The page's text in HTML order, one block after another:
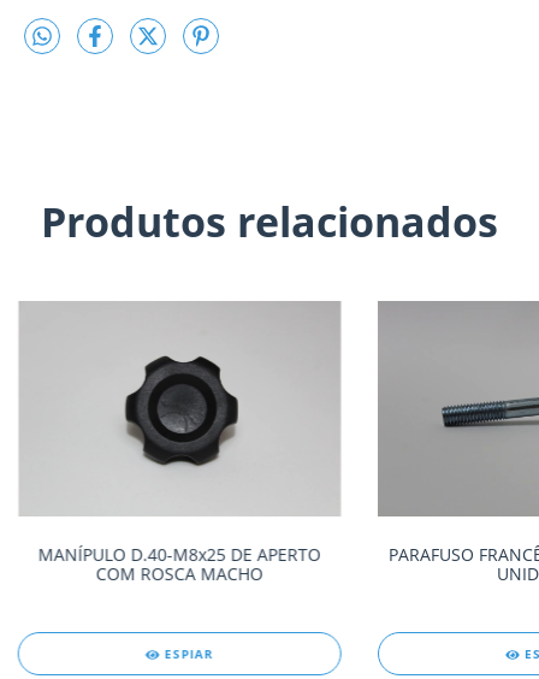
Produtos relacionados
MANÍPULO D.40-M8x25 DE APERTO
COM ROSCA MACHO
ESPIAR
PARAFUSO